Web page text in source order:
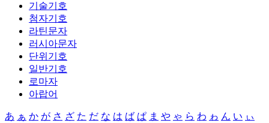
기술기호
첨자기호
라틴문자
러시아문자
단위기호
일반기호
로마자
아랍어
あ ぁ か が さ ざ た だ な は ば ぱ ま や ゃ ら わ ゎ ん い ぃ